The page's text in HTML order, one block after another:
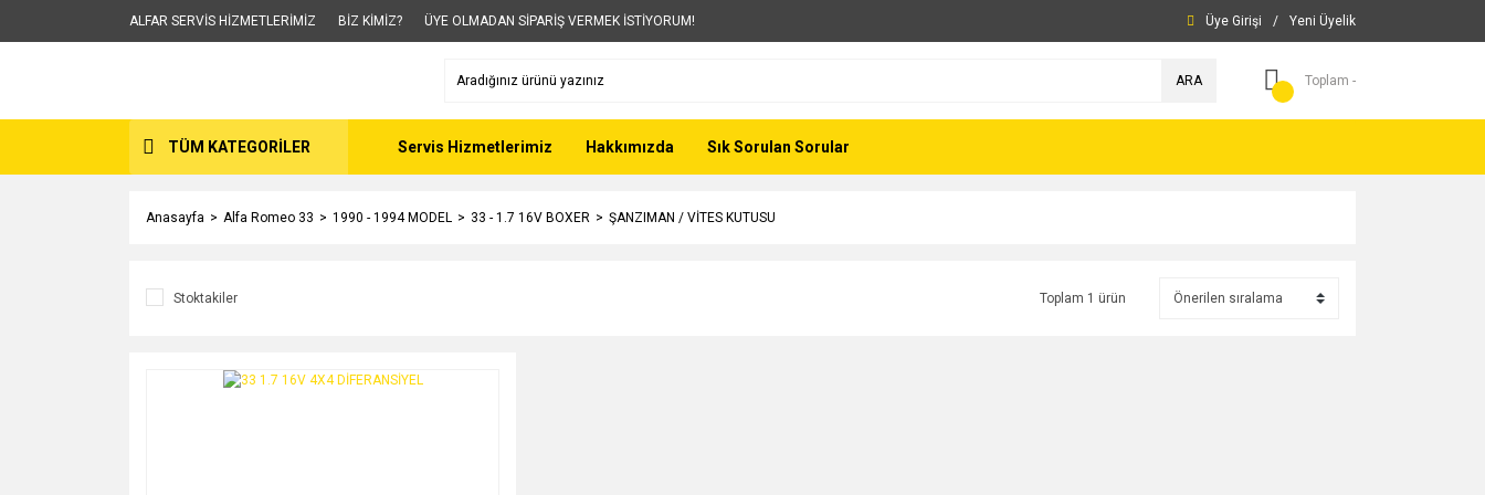
ALFAR SERVİS HİZMETLERİMİZ BİZ KİMİZ? ÜYE OLMADAN SİPARİŞ VERMEK İSTİYORUM! Üye Girişi / Yeni Üyelik
ARA Toplam -
TÜM KATEGORİLER Servis Hizmetlerimiz Hakkımızda Sık Sorulan Sorular
Anasayfa Alfa Romeo 33 1990 - 1994 MODEL 33 - 1.7 16V BOXER ŞANZIMAN / VİTES KUTUSU
Stoktakiler Toplam 1 ürün